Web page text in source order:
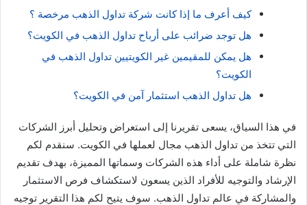
كيف أعرف ما إذا كانت شركة تداول الذهب مرخصة ؟
هل توجد ضرائب على أرباح تداول الذهب في الكويت؟
هل يمكن للمقيمين غير الكويتيين تداول الذهب في
الكويت؟
هل تداول الذهب استثمار آمن في الكويت؟
في هذا السياق، يسعى تقريرنا إلى استعراض وتحليل أبرز الشركات
التي تتخذ من تداول الذهب مجال لعملها في الكويت. سنقدم لكم
نظرة شاملة على أداء هذه الشركات وسماتها المميزة، بهدف تقديم
الإرشاد والتوجيه للأفراد الذين يسعون لاستكشاف فرص الاستثمار
والمشاركة في عالم تداول الذهب. سوف يتيح لكم هذا التقرير توجيه